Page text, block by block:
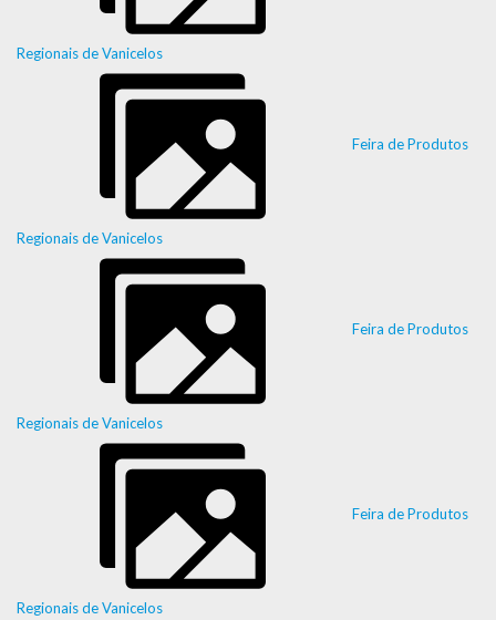
Regionais de Vanicelos
Feira de Produtos
Regionais de Vanicelos
Feira de Produtos
Regionais de Vanicelos
Feira de Produtos
Regionais de Vanicelos